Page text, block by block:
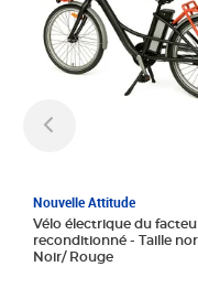
Nouvelle Attitude
Vélo électrique du
reconditionné - Taille normale -
Noir/ Rouge